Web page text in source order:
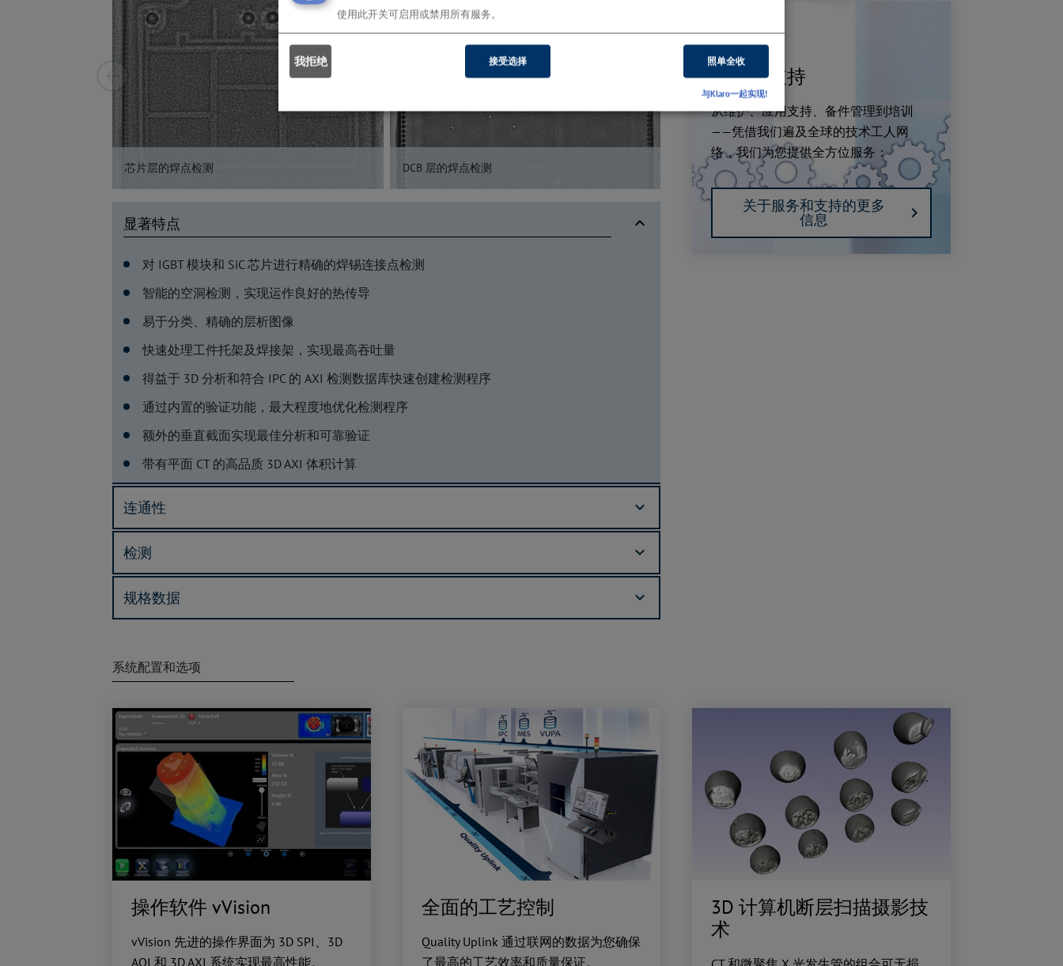
芯片层的焊点检测 DCB 层的焊点检测 使用正交透射检测 DPAK
显著特点
对 IGBT 模块和 SiC 芯片进行精确的焊锡连接点检测
智能的空洞检测，实现运作良好的热传导
易于分类、精确的层析图像
快速处理工件托架及焊接架，实现最高吞吐量
得益于 3D 分析和符合 IPC 的 AXI 检测数据库快速创建检测程序
通过内置的验证功能，最大程度地优化检测程序
额外的垂直截面实现最佳分析和可靠验证
带有平面 CT 的高品质 3D AXI 体积计算
连通性
检测
规格数据
服务和支持
从维护、应用支持、备件管理到培训
——凭借我们遍及全球的技术工人网
络，我们为您提供全方位服务：
关于服务和支持的更多
信息
系统配置和选项
操作软件 vVision
vVision 先进的操作界面为 3D SPI、3D
AOI 和 3D AXI 系统实现最高性能。
全面的工艺控制
Quality Uplink 通过联网的数据为您确保
了最高的工艺效率和质量保证。
3D 计算机断层扫描摄影技
术
使用此开关可启用或禁用所有服务。
我拒绝 接受选择 照单全收
与Klaro一起实现!